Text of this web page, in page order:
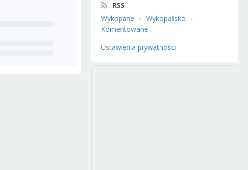
RSS
Wykopane
Wykopalisko
Komentowane
Ustawienia prywatności